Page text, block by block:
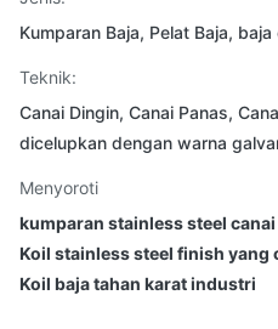
Kumparan Baja, Pelat Baja,
Teknik:
Canai Dingin, Canai Panas,
dicelupkan dengan warna
Menyoroti
kumparan stainless steel
Koil stainless steel finish yang
Koil baja tahan karat industri